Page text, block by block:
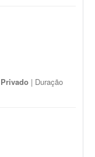
Privado | Duração